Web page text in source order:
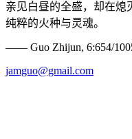
亲见白昼的全盛，却在熄
纯粹的火种与灵魂。
—— Guo Zhijun, 6:654/
jamguo@gmail.com